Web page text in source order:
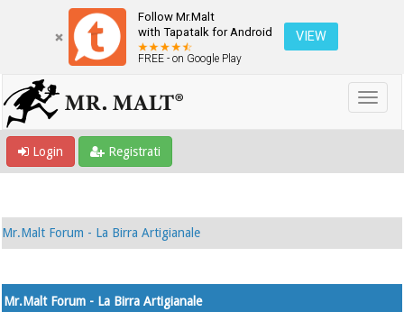
Follow Mr.Malt
with Tapatalk for Android
FREE - on Google Play
VIEW
Login Registrati
Mr.Malt Forum - La Birra Artigianale
Mr.Malt Forum - La Birra Artigianale